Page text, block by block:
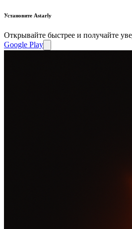
Установите Astarly
Открывайте быстрее и получайте
Google Play